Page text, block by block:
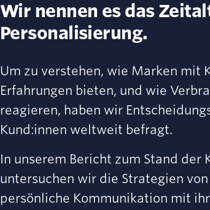
Wir nennen es das
Personalisierung.
Um zu verstehen, wie Marken mit
Erfahrungen bieten, und wie
reagieren, haben wir
Kund:innen weltweit befragt.
In unserem Bericht zum Stand
untersuchen wir die Strategien
persönliche Kommunikation mit